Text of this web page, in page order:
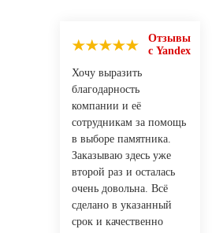
Отзывы
с Yandex
Хочу выразить
благодарность
компании и её
сотрудникам за помощь
в выборе памятника.
Заказываю здесь уже
второй раз и осталась
очень довольна. Всё
сделано в указанный
срок и качественно